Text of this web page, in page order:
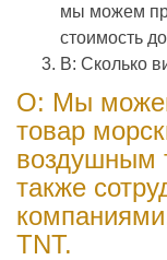
мы можем
стоимость
В: Сколько
О: Мы
товар
воздушным
также
TNT.